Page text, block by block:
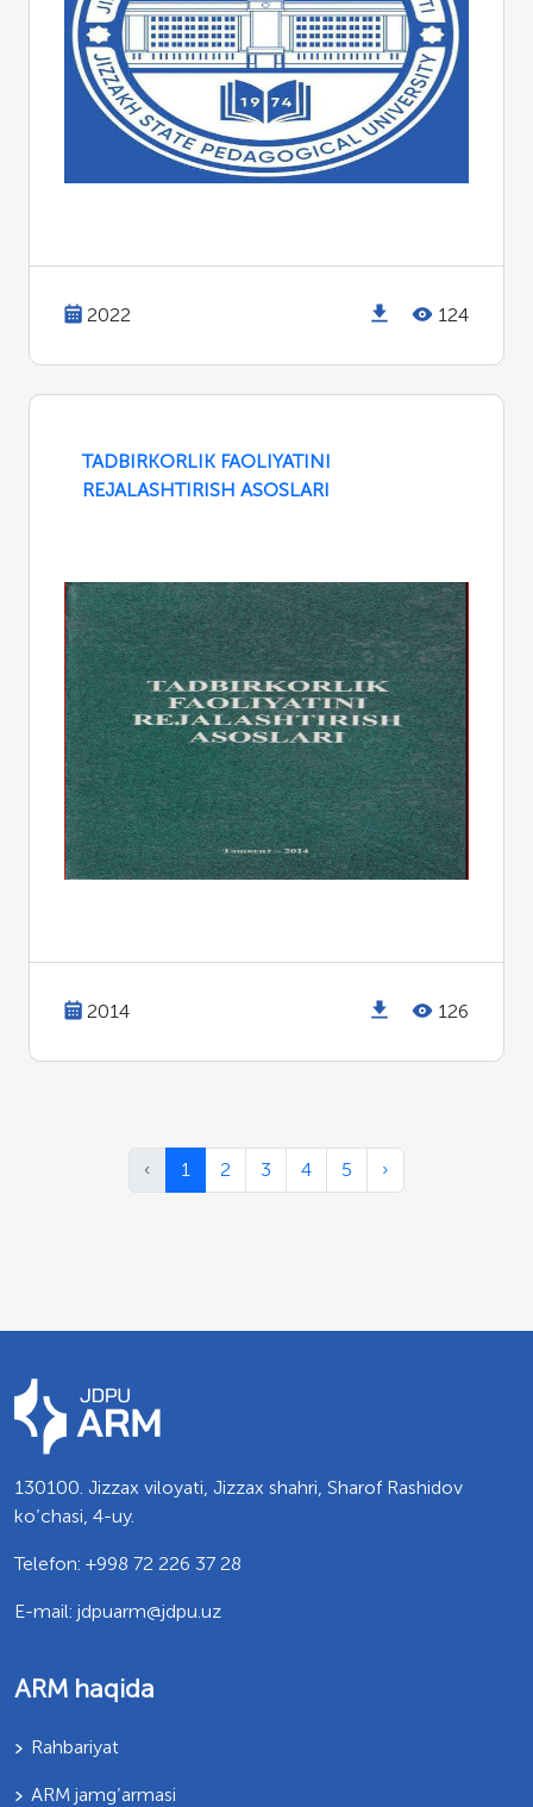
2022 124
TADBIRKORLIK FAOLIYATINI
REJALASHTIRISH ASOSLARI
2014 126
‹ 1 2 3 4 5 ›
130100. Jizzax viloyati, Jizzax shahri, Sharof Rashidov
ko’chasi, 4-uy.
Telefon: +998 72 226 37 28
E-mail: jdpuarm@jdpu.uz
ARM haqida
Rahbariyat
ARM jamg’armasi